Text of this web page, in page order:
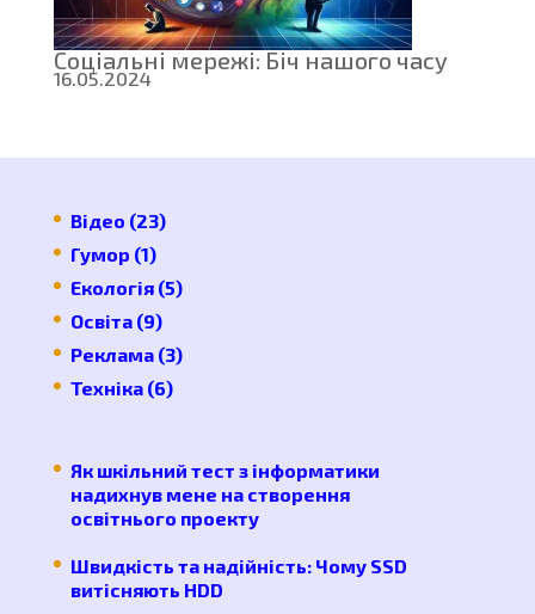
Соціальні мережі: Біч нашого часу
16.05.2024
Відео (23)
Гумор (1)
Екологія(5)
Освіта(9)
Реклама(3)
Техніка(6)
Як шкільний тест з інформатики
надихнув мене на створення
освітнього проекту
Швидкість та надійність: Чому SSD
витісняють HDD